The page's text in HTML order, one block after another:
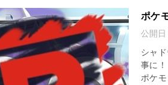
ポケ
公開日
シャ
事に
ポケ